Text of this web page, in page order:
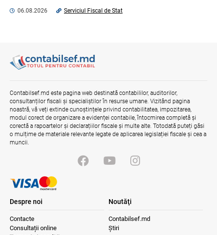
04.08.2026 Ministerul Finanțelor
06.08.2026
Efectele trecerii la euro ca monedă de
referință
06.08.2026 BNM
06.08.2026 Serviciul Fiscal de Stat
Contabilsef.md este pagina web destinată contabililor, auditorilor,
consultanților fiscali și specialiștilor în resurse umane. Vizitând pagina
noastră, vă veți extinde cunoștințele privind contabilitatea, impozitarea,
modul corect de organizare a evidenței contabile, întocmirea completă și
corectă a rapoartelor și declarațiilor fiscale și multe alte. Totodată puteți găsi
o mulțime de materiale relevante legate de aplicarea legislației fiscale și cea a
muncii.
Despre noi
Contacte
Consultații online
Noutăţi
Contabilsef.md
Știri